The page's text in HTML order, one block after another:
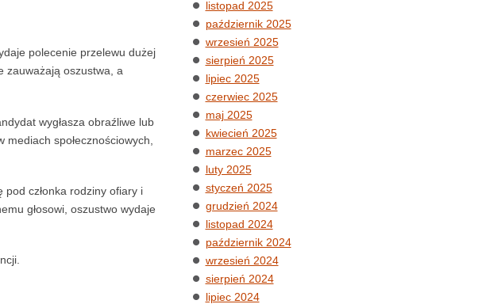
polecenie przelewu dużej
zauważają oszustwa, a
wygłasza obraźliwe lub
społecznościowych,
członka rodziny ofiary i
głosowi, oszustwo wydaje
listopad 2025
październik 2025
wrzesień 2025
sierpień 2025
lipiec 2025
czerwiec 2025
maj 2025
kwiecień 2025
marzec 2025
luty 2025
styczeń 2025
grudzień 2024
listopad 2024
październik 2024
wrzesień 2024
sierpień 2024
lipiec 2024